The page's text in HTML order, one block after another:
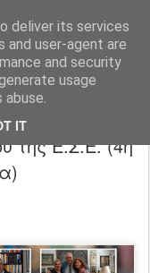
deliver its services
and user-agent are
and security
usage
IT
της Λέσχης
της Ε.Σ.Ε. (4η